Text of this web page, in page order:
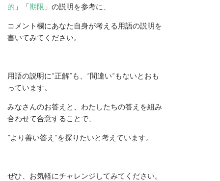
的 」「期限 」の説明を参考に、
コメント欄にあなた自身が考える用語の説明を
書いてみてください。
用語の説明に”正解”も、”間違い”もないとおも
っています。
みなさんのお答えと、わたしたちの答えを組み
合わせて合意することで、
”より善い答え”を探りたいと考えています。
ぜひ、お気軽にチャレンジしてみてください。